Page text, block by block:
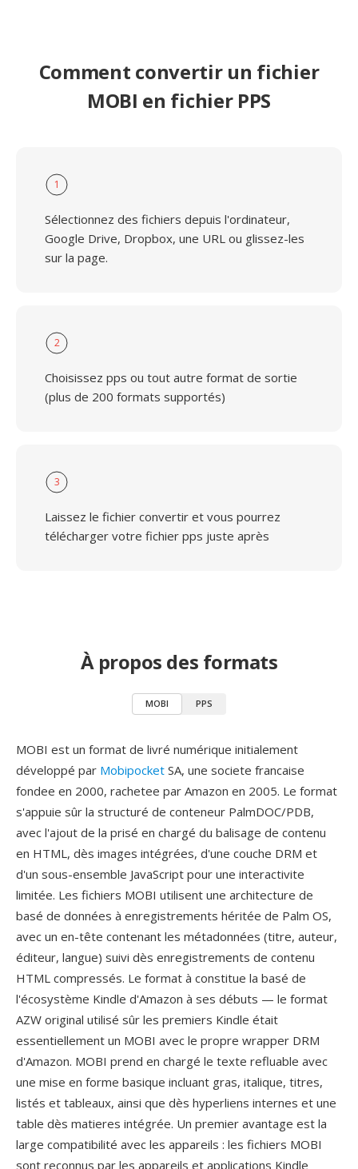
Comment convertir un fichier
MOBI en fichier PPS
1
Sélectionnez des fichiers depuis l'ordinateur,
Google Drive, Dropbox, une URL ou glissez-les
sur la page.
2
Choisissez pps ou tout autre format de sortie
(plus de 200 formats supportés)
3
Laissez le fichier convertir et vous pourrez
télécharger votre fichier pps juste après
À propos des formats
MOBI PPS
MOBI est un format de livré numérique initialement
développé par Mobipocket SA, une societe francaise
fondee en 2000, rachetee par Amazon en 2005. Le format
s'appuie sûr la structuré de conteneur PalmDOC/PDB,
avec l'ajout de la prisé en chargé du balisage de contenu
en HTML, dès images intégrées, d'une couche DRM et
d'un sous-ensemble JavaScript pour une interactivite
limitée. Les fichiers MOBI utilisent une architecture de
basé de données à enregistrements héritée de Palm OS,
avec un en-tête contenant les métadonnées (titre, auteur,
éditeur, langue) suivi dès enregistrements de contenu
HTML compressés. Le format à constitue la basé de
l'écosystème Kindle d'Amazon à ses débuts — le format
AZW original utilisé sûr les premiers Kindle était
essentiellement un MOBI avec le propre wrapper DRM
d'Amazon. MOBI prend en chargé le texte refluable avec
une mise en forme basique incluant gras, italique, titres,
listés et tableaux, ainsi que dès hyperliens internes et une
table dès matieres intégrée. Un premier avantage est la
large compatibilité avec les appareils : les fichiers MOBI
sont reconnus par les appareils et applications Kindle